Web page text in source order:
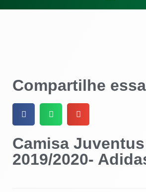
Compartilhe
Camisa Juventus
2019/2020-